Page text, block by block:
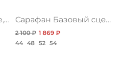
Сарафан Выбери свое, имидж нью Сарафан Базовый сценарий, фиолет
2 100 ₽ 1 869 ₽
44 48 52 54